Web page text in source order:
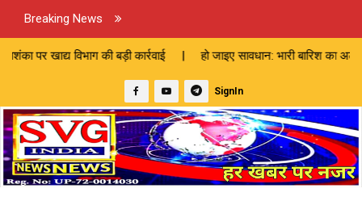
Breaking News
कार्रवाई | हो जाइए सावधान: भारी बारिश का अलर्ट जारी | 82 लाख
SignIn